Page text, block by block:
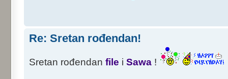
Re: Sretan rođendan!
Sretan rođendan file i Sawa !